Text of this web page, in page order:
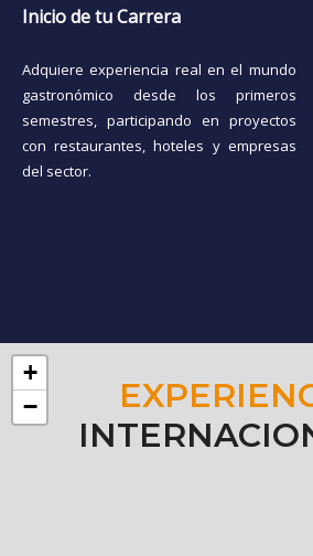
Inicio de tu Carrera
Adquiere experiencia real en el mundo
gastronómico desde los primeros
semestres, participando en proyectos
con restaurantes, hoteles y empresas
del sector.
+
−